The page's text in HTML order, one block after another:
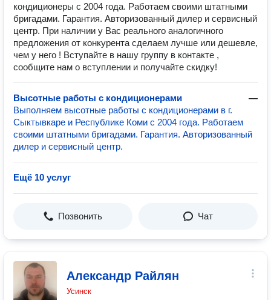
кондиционеры с 2004 года. Работаем своими штатными
бригадами. Гарантия. Авторизованный дилер и сервисный
центр. При наличии у Вас реального аналогичного
предложения от конкурента сделаем лучше или дешевле,
чем у него ! Вступайте в нашу группу в контакте ,
сообщите нам о вступлении и получайте скидку!
Высотные работы с кондиционерами
—
Выполняем высотные работы с кондиционерами в г.
Сыктывкаре и Республике Коми с 2004 года. Работаем
своими штатными бригадами. Гарантия. Авторизованный
дилер и сервисный центр.
Ещё 10 услуг
Позвонить Чат
Александр Райлян
Усинск